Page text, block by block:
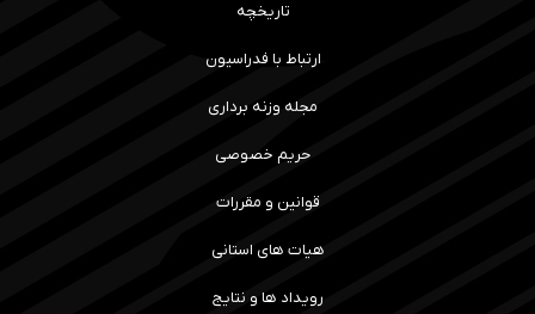
تاریخچه
ارتباط با فدراسیون
مجله وزنه برداری
حریم خصوصی
قوانین و مقررات
هیات های استانی
رویداد ها و نتایج